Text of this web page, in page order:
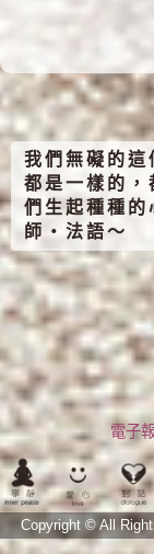
我們無礙的這
都是一樣的，
們生起種種的
師‧法語～
電子
Copyright © All